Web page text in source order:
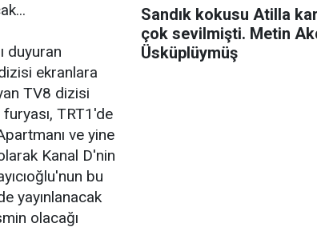
duyuran
ekranlara
TV8 dizisi
TRT1'de
ve yine
Kanal D'nin
bu
yayınlanacak
olacağı
Sandık kokusu Atilla
çok sevilmişti. Metin
Üsküplüymüş